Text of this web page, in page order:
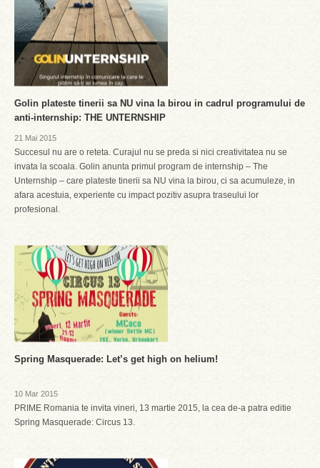
Golin plateste tinerii sa NU vina la birou in cadrul programului de
anti-internship: THE UNTERNSHIP
21 Mai 2015
Succesul nu are o reteta. Curajul nu se preda si nici creativitatea nu se
invata la scoala. Golin anunta primul program de internship – The
Unternship – care plateste tinerii sa NU vina la birou, ci sa acumuleze, in
afara acestuia, experiente cu impact pozitiv asupra traseului lor
profesional.
Spring Masquerade: Let’s get high on helium!
10 Mar 2015
PRIME Romania te invita vineri, 13 martie 2015, la cea de-a patra editie
Spring Masquerade: Circus 13.